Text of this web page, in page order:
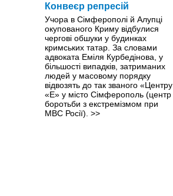
Конвеєр репресій
Учора в Сімферополі й Алупці
окупованого Криму відбулися
чергові обшуки у будинках
кримських татар. За словами
адвоката Еміля Курбедінова, у
більшості випадків, затриманих
людей у масовому порядку
відвозять до так званого «Центру
«Е» у місто Сімферополь (центр
боротьби з екстремізмом при
МВС Росії). >>